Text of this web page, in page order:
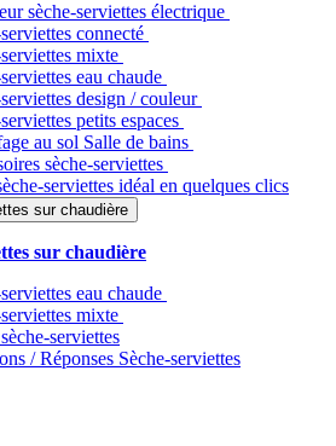
sèche-serviettes électrique
connecté
mixte
eau chaude
design / couleur
petits espaces
au sol Salle de bains
sèche-serviettes
serviettes idéal en quelques clics
sur chaudière
sur chaudière
eau chaude
mixte
serviettes
/ Réponses Sèche-serviettes